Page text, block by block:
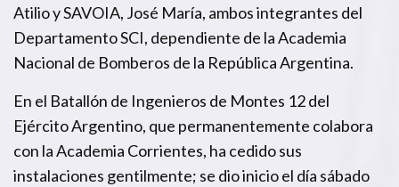
Atilio y SAVOIA, José María, ambos integrantes del
Departamento SCI, dependiente de la Academia
Nacional de Bomberos de la República Argentina.
En el Batallón de Ingenieros de Montes 12 del
Ejército Argentino, que permanentemente colabora
con la Academia Corrientes, ha cedido sus
instalaciones gentilmente; se dio inicio el día sábado